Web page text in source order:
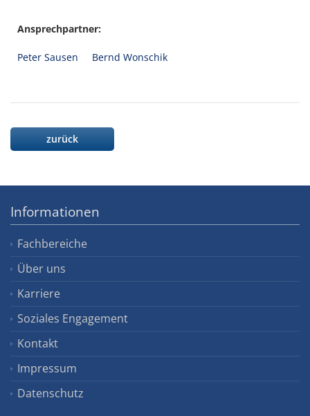
Ansprechpartner:
Peter Sausen Bernd Wonschik
zurück
Informationen
Fachbereiche
Über uns
Karriere
Soziales Engagement
Kontakt
Impressum
Datenschutz